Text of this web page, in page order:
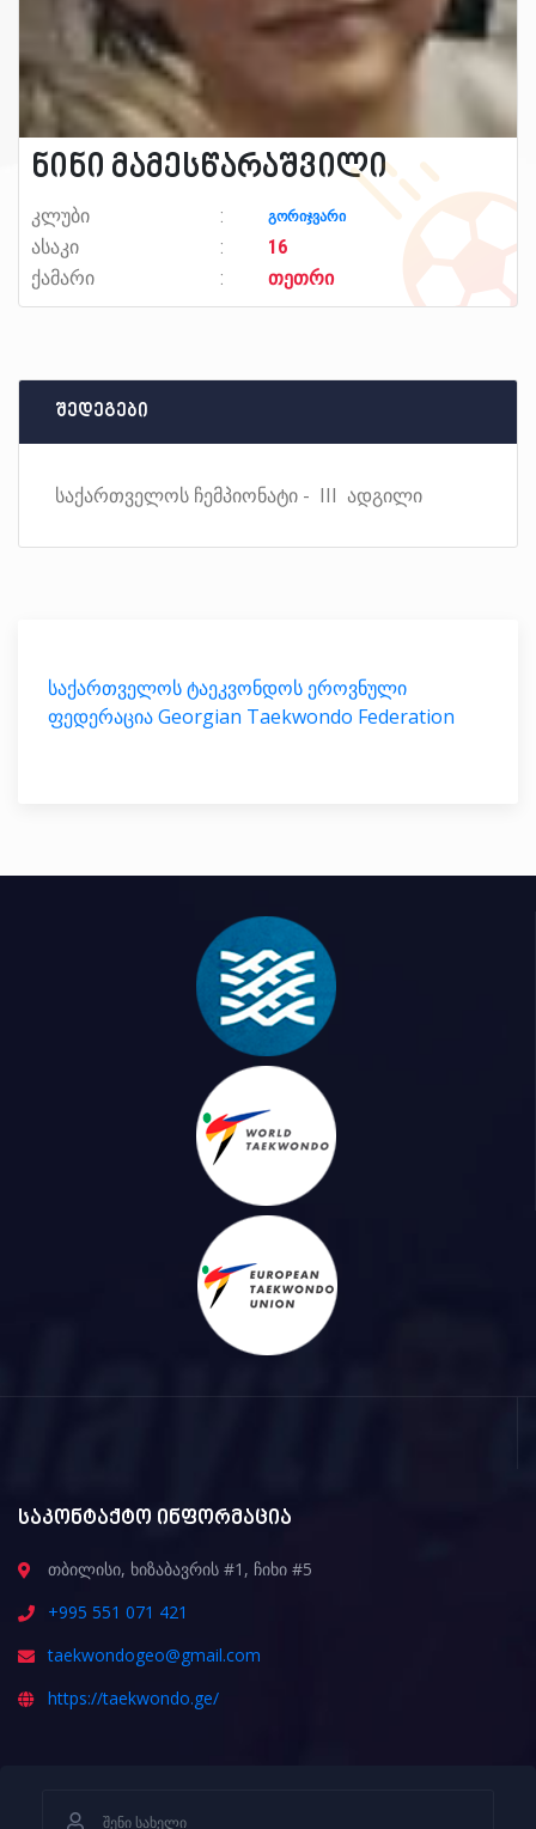
ნინი მამესწარაშვილი
კლუბი გორიჯვარი
ასაკი
16
ქამარი
თეთრი
შედეგები
საქართველოს ჩემპიონატი - III ადგილი
საქართველოს ტაეკვონდოს ეროვნული
ფედერაცია Georgian Taekwondo Federation
საკონტაქტო ინფორმაცია
თბილისი, ხიზაბავრის #1, ჩიხი #5
+995 551 071 421
taekwondogeo@gmail.com
https://taekwondo.ge/